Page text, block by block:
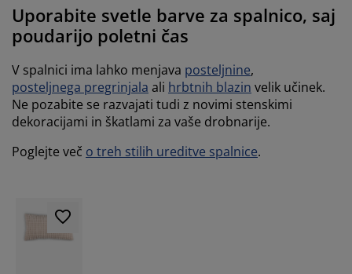
Uporabite svetle barve za spalnico, saj
poudarijo poletni čas
V spalnici ima lahko menjava posteljnine,
posteljnega pregrinjala ali hrbtnih blazin velik učinek.
Ne pozabite se razvajati tudi z novimi stenskimi
dekoracijami in škatlami za vaše drobnarije.
Poglejte več o treh stilih ureditve spalnice.